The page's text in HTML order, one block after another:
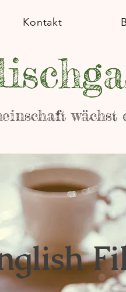
wächst
Kontakt